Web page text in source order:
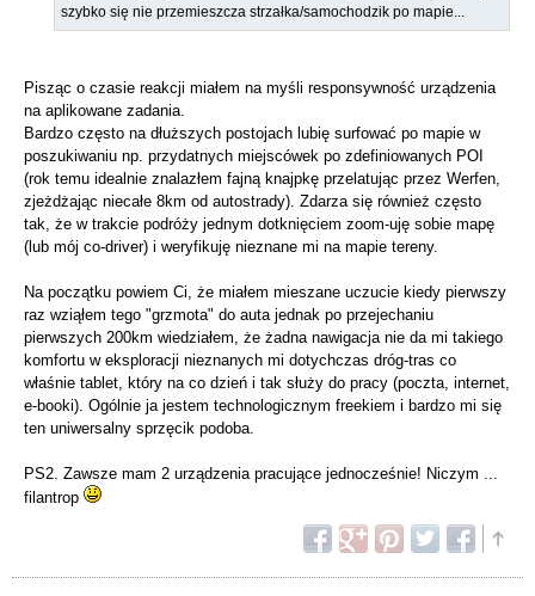
szybko się nie przemieszcza strzałka/samochodzik po mapie...
Pisząc o czasie reakcji miałem na myśli responsywność urządzenia
na aplikowane zadania.
Bardzo często na dłuższych postojach lubię surfować po mapie w
poszukiwaniu np. przydatnych miejscówek po zdefiniowanych POI
(rok temu idealnie znalazłem fajną knajpkę przelatując przez Werfen,
zjeżdżając niecałe 8km od autostrady). Zdarza się również często
tak, że w trakcie podróży jednym dotknięciem zoom-uję sobie mapę
(lub mój co-driver) i weryfikuję nieznane mi na mapie tereny.
Na początku powiem Ci, że miałem mieszane uczucie kiedy pierwszy
raz wziąłem tego "grzmota" do auta jednak po przejechaniu
pierwszych 200km wiedziałem, że żadna nawigacja nie da mi takiego
komfortu w eksploracji nieznanych mi dotychczas dróg-tras co
właśnie tablet, który na co dzień i tak służy do pracy (poczta, internet,
e-booki). Ogólnie ja jestem technologicznym freekiem i bardzo mi się
ten uniwersalny sprzęcik podoba.
PS2. Zawsze mam 2 urządzenia pracujące jednocześnie! Niczym ...
filantrop